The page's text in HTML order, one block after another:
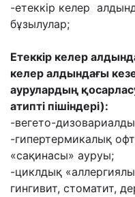
-етеккір келер
бұзылулар;
Етеккір келер
келер алдындағы
аурулардың
атипті пішіндері):
-вегето-
-гипертермикалық
«сақинасы» ауруы;
-циклдық
гингивит, стоматит,